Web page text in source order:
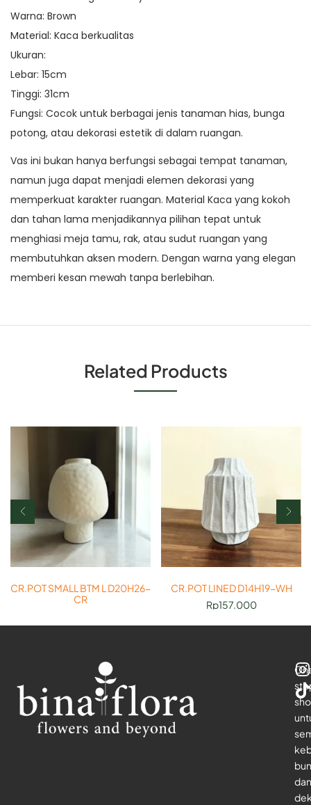
Warna: Brown
Material: Kaca berkualitas
Ukuran:
Lebar: 15cm
Tinggi: 31cm
Fungsi: Cocok untuk berbagai jenis tanaman hias, bunga
potong, atau dekorasi estetik di dalam ruangan.
Vas ini bukan hanya berfungsi sebagai tempat tanaman,
namun juga dapat menjadi elemen dekorasi yang
memperkuat karakter ruangan. Material Kaca yang kokoh
dan tahan lama menjadikannya pilihan tepat untuk
menghiasi meja tamu, rak, atau sudut ruangan yang
membutuhkan aksen modern. Dengan warna yang elegan
memberi kesan mewah tanpa berlebihan.
Related Products
CR.POT SMALL BTM L D20H26-
CR
CR.POT LINED D14H19-WH
Rp157.000
dan